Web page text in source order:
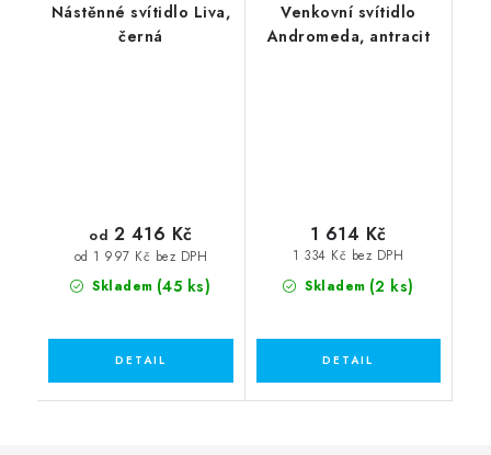
Nástěnné svítidlo Liva,
černá
Skladem (45 ks)
od 1 997 Kč bez DPH
od 2 416 Kč
Venkovní svítidlo
Andromeda, antracit
Skladem (2 ks)
1 334 Kč bez DPH
1 614 Kč